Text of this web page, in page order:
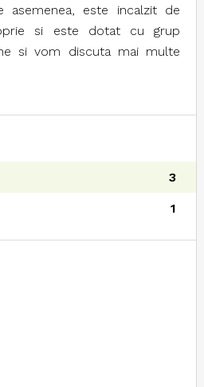
asemenea, este incalzit de
si este dotat cu grup
si vom discuta mai multe
3
1